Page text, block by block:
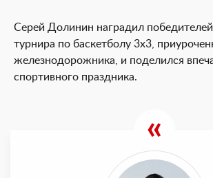
Серей Долинин наградил
турнира по баскетболу 3х3,
железнодорожника, и поделился
спортивного праздника.